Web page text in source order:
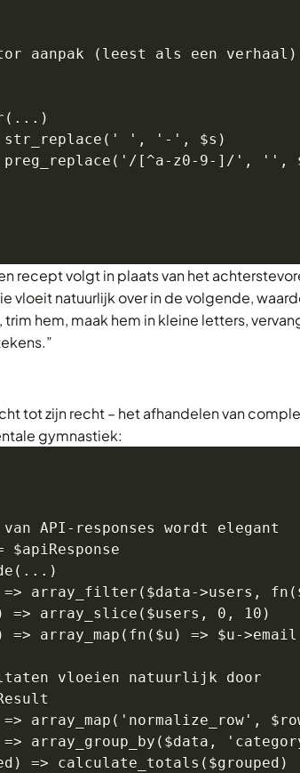
aanpak (leest als een verhaal)
', '-', $s)
[^a-z0-9-]/', '',
recept volgt in plaats van het
vloeit natuurlijk over in de volgende,
hem, maak hem in kleine letters,
tot zijn recht – het afhandelen van
gymnastiek:
API-responses wordt elegant
array_filter($data->users,
=> array_slice($users, 0, 10)
=> array_map(fn($u) => $u-
vloeien natuurlijk door
array_map('normalize_row',
array_group_by($data,
=> calculate_totals($grouped)